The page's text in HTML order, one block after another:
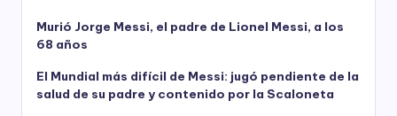
Murió Jorge Messi, el padre de Lionel Messi, a los
68 años
El Mundial más difícil de Messi: jugó pendiente de la
salud de su padre y contenido por la Scaloneta